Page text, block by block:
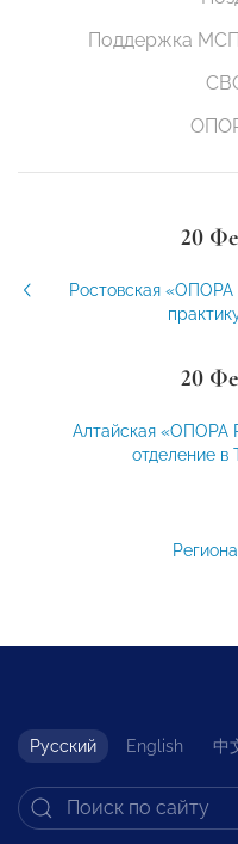
Поддержка
20
Ростовская
20
Алтайская «ОПОРА
отделение в
Русский English 中